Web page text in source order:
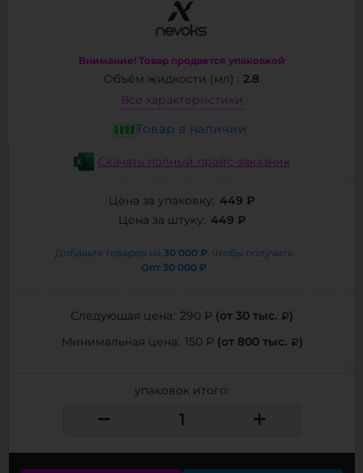
Внимание! Товар продается упаковкой
Объём жидкости (мл) : 2.8
Все характеристики
Товар в наличии
Скачать полный прайс-заказник
Цена за упаковку: 449 ₽
Цена за штуку: 449 ₽
Добавьте товаров на 30 000 ₽, чтобы получить
Опт30 000 ₽
Следующая цена: 290 ₽ (от 30 тыс. )
Минимальная цена: 150 ₽ (от 800 тыс. )
упаковок итого: